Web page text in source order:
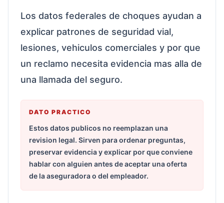
Los datos federales de choques ayudan a
explicar patrones de seguridad vial,
lesiones, vehiculos comerciales y por que
un reclamo necesita evidencia mas alla de
una llamada del seguro.
DATO PRACTICO
Estos datos publicos no reemplazan una
revision legal. Sirven para ordenar preguntas,
preservar evidencia y explicar por que conviene
hablar con alguien antes de aceptar una oferta
de la aseguradora o del empleador.